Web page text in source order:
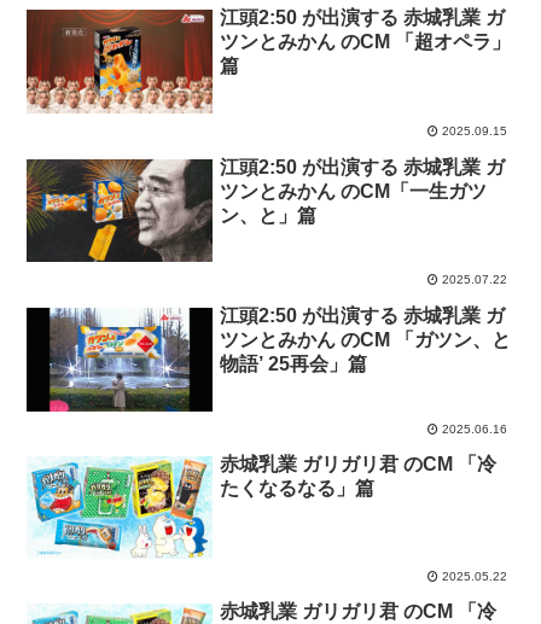
江頭2:50 が出演する 赤城乳業 ガ
ツンとみかん のCM 「超オペラ」
篇
2025.09.15
江頭2:50 が出演する 赤城乳業 ガ
ツンとみかん のCM「一生ガツ
ン、と」篇
2025.07.22
江頭2:50 が出演する 赤城乳業 ガ
ツンとみかん のCM 「ガツン、と
物語’ 25再会」篇
2025.06.16
赤城乳業 ガリガリ君 のCM 「冷
たくなるなる」篇
2025.05.22
赤城乳業 ガリガリ君 のCM 「冷